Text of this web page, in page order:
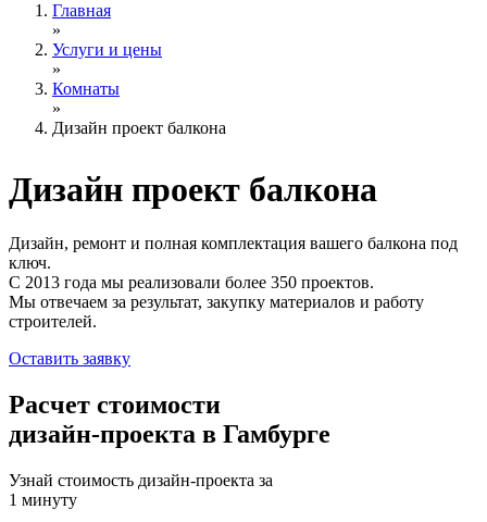
Главная
»
Услуги и цены
»
Комнаты
»
Дизайн проект балкона
Дизайн проект балкона
Дизайн, ремонт и полная комплектация вашего балкона под
ключ.
С 2013 года мы реализовали более 350 проектов.
Мы отвечаем за результат, закупку материалов и работу
строителей.
Оставить заявку
Расчет стоимости
дизайн-проекта в Гамбурге
Узнай стоимость дизайн-проекта за
1 минуту